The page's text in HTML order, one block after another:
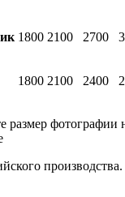
1800 2100 2700
1800 2100 2400
размер фотографии
производства.